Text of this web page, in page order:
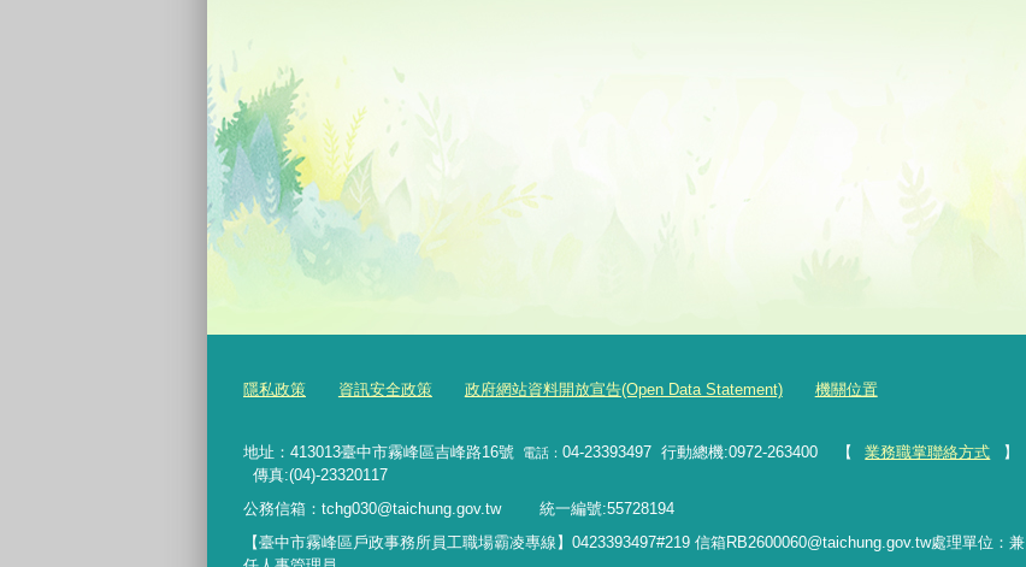
隱私政策 資訊安全政策 政府網站資料開放宣告(Open Data Statement) 機關位置
地址：413013臺中市霧峰區吉峰路16號 電話： 04-23393497 行動總機:0972-263400 【 業務職掌聯絡方式
】
傳真:(04)-23320117
公務信箱：tchg030@taichung.gov.tw統一編號:55728194
【臺中市霧峰區戶政事務所員工職場霸凌專線】 0423393497#219 信箱RB2600060@taichung.gov.tw處理單位：兼